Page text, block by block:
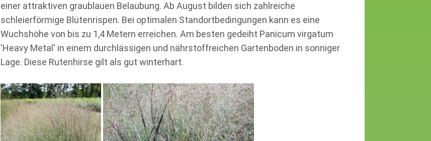
einer attraktiven graublauen Belaubung. Ab August bilden sich zahlreiche
schleierförmige Blütenrispen. Bei optimalen Standortbedingungen kann es eine
Wuchshöhe von bis zu 1,4 Metern erreichen. Am besten gedeiht Panicum virgatum
'Heavy Metal' in einem durchlässigen und nährstoffreichen Gartenboden in sonniger
Lage. Diese Rutenhirse gilt als gut winterhart.